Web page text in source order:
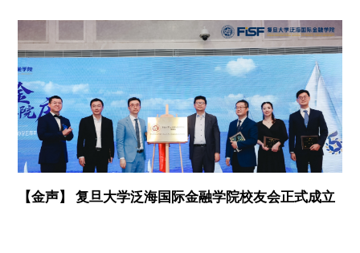
【金声】 复旦大学泛海国际金融学院校友会正式成立